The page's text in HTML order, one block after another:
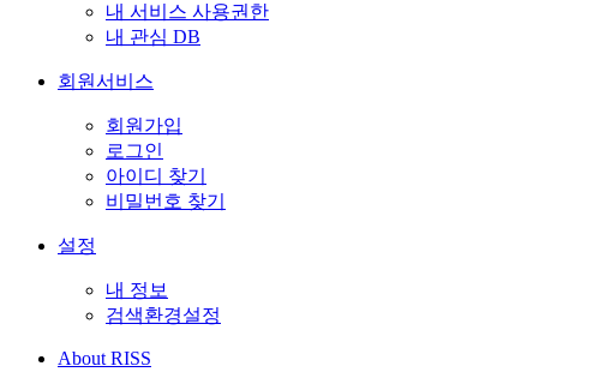
내 서비스 사용권한
내 관심 DB
회원서비스
회원가입
로그인
아이디 찾기
비밀번호 찾기
설정
내 정보
검색환경설정
About RISS